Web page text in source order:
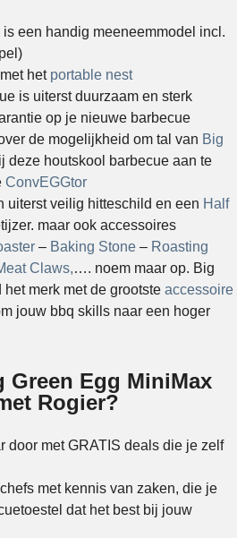
een handig meeneemmodel incl.
het portable nest
is uiterst duurzaam en sterk
op je nieuwe barbecue
de mogelijkheid om tal van Big
deze houtskool barbecue aan te
ConvEGGtor
uiterst veilig hitteschild en een Half
maar ook accessoires
– Baking Stone – Roasting
Claws,…. noem maar op. Big
merk met de grootste accessoire
jouw bbq skills naar een hoger
Green Egg MiniMax
Rogier?
door met GRATIS deals die je zelf
met kennis van zaken, die je
dat het best bij jouw